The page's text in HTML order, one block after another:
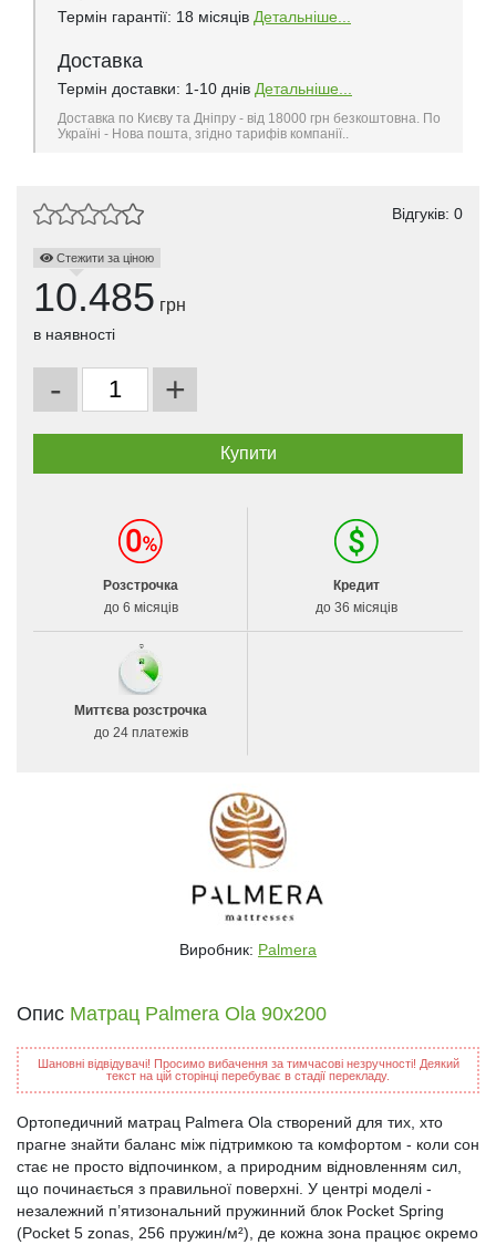
Термін гарантії: 18 місяців Детальніше...
Доставка
Термін доставки: 1-10 днів Детальніше...
Доставка по Києву та Дніпру - від 18000 грн безкоштовна. По
Україні - Нова пошта, згідно тарифів компанії..
Відгуків: 0
Стежити за ціною
10.485 грн
в наявності
- +
Розстрочка
до 6 місяців
Кредит
до 36 місяців
Миттєва розстрочка
до 24 платежів
Виробник: Palmera
Опис Матрац Palmera Ola 90x200
Шановні відвідувачі! Просимо вибачення за тимчасові незручності! Деякий
текст на цій сторінці перебуває в стадії перекладу.
Ортопедичний матрац Palmera Ola створений для тих, хто
прагне знайти баланс між підтримкою та комфортом - коли сон
стає не просто відпочинком, а природним відновленням сил,
що починається з правильної поверхні. У центрі моделі -
незалежний п’ятизональний пружинний блок Pocket Spring
(Pocket 5 zonas, 256 пружин/м²), де кожна зона працює окремо